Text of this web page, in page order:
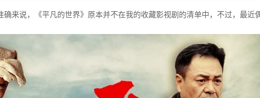
说，《平凡的世界》原本并不在我的收藏影视剧的清单中，不过，最近